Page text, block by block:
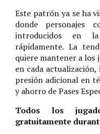
Este patrón ya se ha
donde personajes
introducidos en
rápidamente. La
quiere mantener a los
en cada
presión adicional en
y ahorro de Pases
Todos los
gratuitamente